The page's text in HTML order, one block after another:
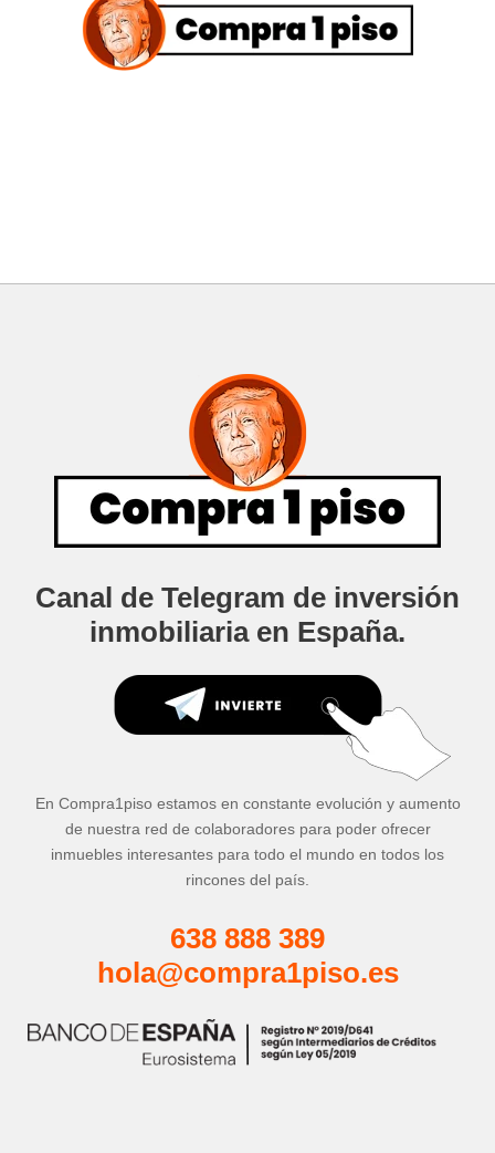
Canal de Telegram de inversión
inmobiliaria en España.
En Compra1piso estamos en constante evolución y aumento
de nuestra red de colaboradores para poder ofrecer
inmuebles interesantes para todo el mundo en todos los
rincones del país.
638 888 389
hola@compra1piso.es